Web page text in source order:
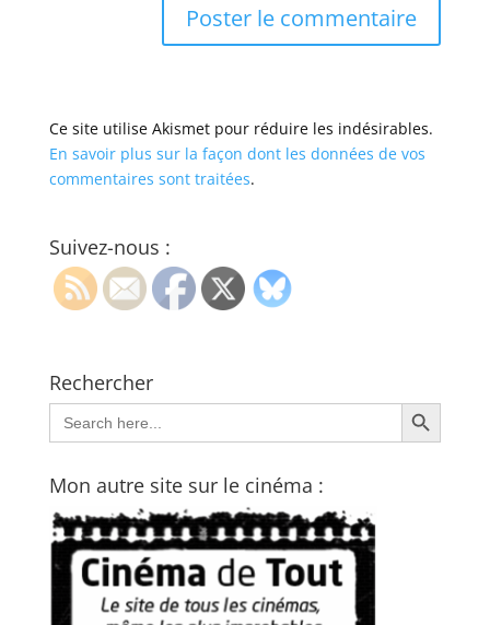
Ce site utilise Akismet pour réduire les indésirables.
En savoir plus sur la façon dont les données de vos
commentaires sont traitées.
Suivez-nous :
Rechercher
Search
for:
Search Button
Mon autre site sur le cinéma :